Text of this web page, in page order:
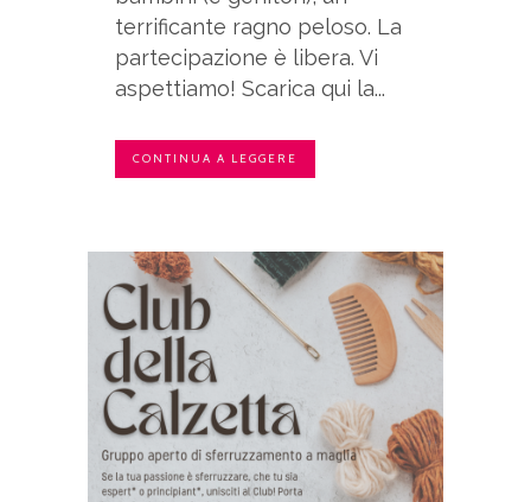
terrificante ragno peloso. La
partecipazione è libera. Vi
aspettiamo! Scarica qui la...
CONTINUA A LEGGERE